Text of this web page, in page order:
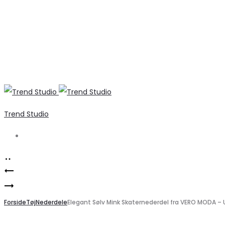
Trend Studio
Product
navigation
bukser
Liberté
GRO
ForsideTøjNederdeleElegant Sølv Mink Skaternederdel fra VERO MODA –